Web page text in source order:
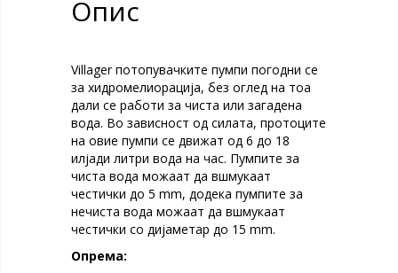
Опис
Villager потопувачките пумпи погодни се
за хидромелиорација, без оглед на тоа
дали се работи за чиста или загадена
вода. Во зависност од силата, протоците
на овие пумпи се движат од 6 до 18
илјади литри вода на час. Пумпите за
чиста вода можаат да вшмукаат
честички до 5 mm, додека пумпите за
нечиста вода можаат да вшмукаат
честички со дијаметар до 15 mm.
Опрема​: